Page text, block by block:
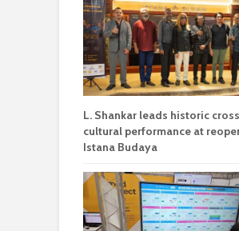
L. Shankar leads historic
cultural performance at
Istana Budaya